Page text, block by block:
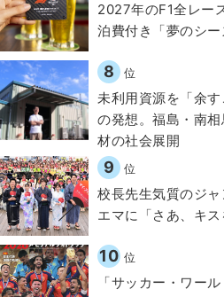
2027年のF1全レー
泊費付き「夢のシ
8 位
未利用資源を「余
の発想。福島・南
材の社会展開​
9 位
校長先生気質のジ
エマに「さあ、キス
10 位
「サッカー・ワー